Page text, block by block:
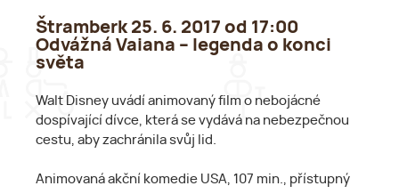
Štramberk 25. 6. 2017 od 17:00
Odvážná Vaiana – legenda o konci
světa
Walt Disney uvádí animovaný film o nebojácné
dospívající dívce, která se vydává na nebezpečnou
cestu, aby zachránila svůj lid.
Animovaná akční komedie USA, 107 min., přístupný